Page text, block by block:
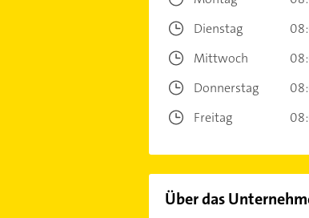
Dienstag
Mittwoch
Donnerstag
Freitag
Über das